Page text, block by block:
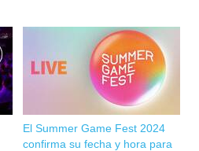
El Summer Game Fest 2024
confirma su fecha y hora para